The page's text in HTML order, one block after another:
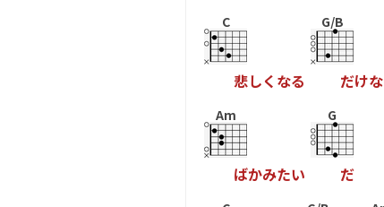
C
悲しく なる
G/B
だけな
Am
ばかみたい
G
だ